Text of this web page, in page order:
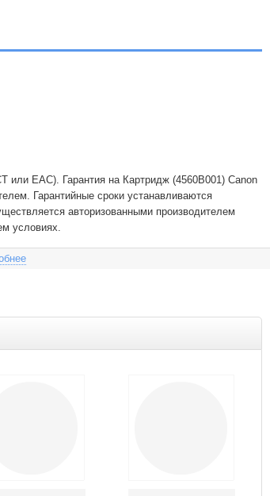
EAC). Гарантия на Картридж (4560B001) Canon
Гарантийные сроки устанавливаются
авторизованными производителем
условиях.